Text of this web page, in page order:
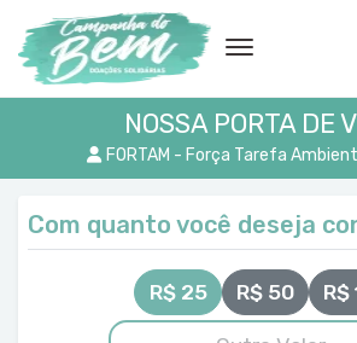
NOSSA PORTA DE
FORTAM - Força Tarefa
Com quanto você deseja
R$ 25 R$ 50 R$